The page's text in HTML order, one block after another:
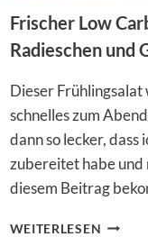
Frischer Low
Radieschen und
Dieser Frühlingsalat
schnelles zum
dann so lecker, dass
zubereitet habe und
diesem Beitrag
WEITERLESEN